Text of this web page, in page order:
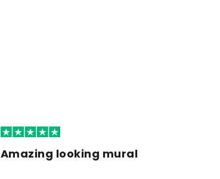
Amazing looking mural